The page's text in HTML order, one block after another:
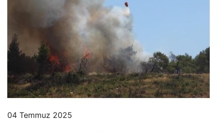
04 Temmuz 2025